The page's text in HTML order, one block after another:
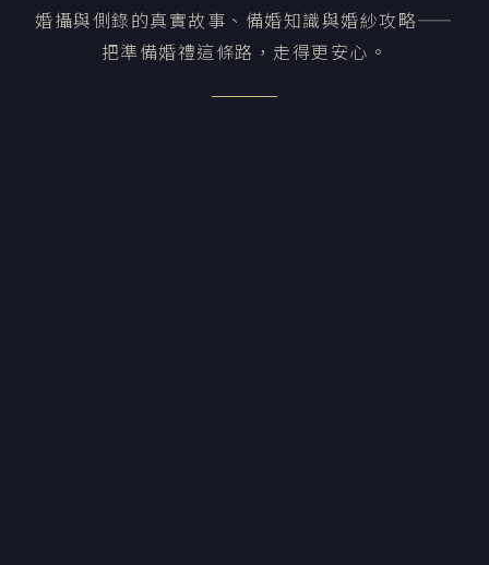
婚攝與側錄的真實故事、備婚知識與婚紗攻略——
把準備婚禮這條路，走得更安心。